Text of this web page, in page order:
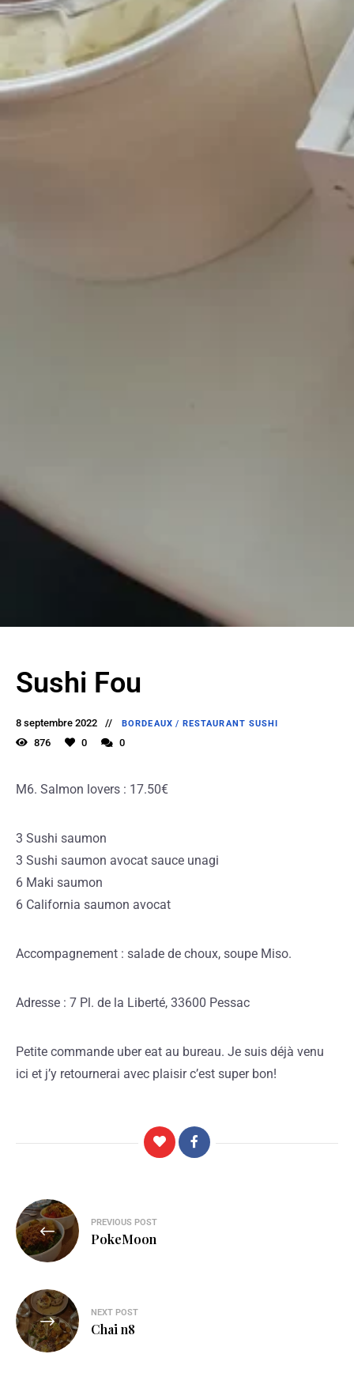
Sushi Fou
8 septembre 2022 BORDEAUX / RESTAURANT SUSHI
876 0 0
M6. Salmon lovers : 17.50€
3 Sushi saumon
3 Sushi saumon avocat sauce unagi
6 Maki saumon
6 California saumon avocat
Accompagnement : salade de choux, soupe Miso.
Adresse : 7 Pl. de la Liberté, 33600 Pessac
Petite commande uber eat au bureau. Je suis déjà venu
ici et j’y retournerai avec plaisir c’est super bon!
PREVIOUS POST
PokeMoon
NEXT POST
Chai n8